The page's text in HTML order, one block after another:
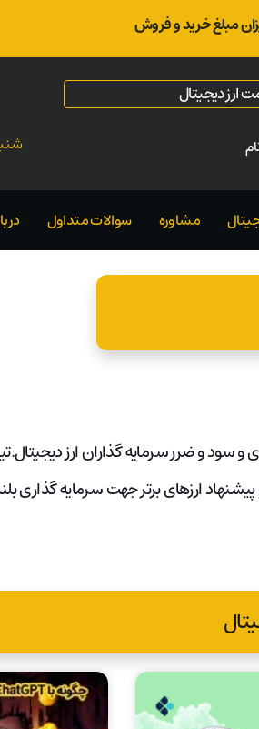
مبلغ خرید و فروش
ارز دیجیتال
مشاوره سوالات متداول
و سود و ضرر سرمایه گذاران ارز
ارزهای برتر جهت سرمایه گذاری